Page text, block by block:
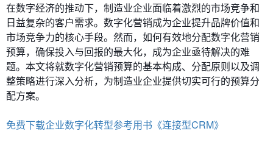
在数字经济的推动下，制造业企业面临着激烈的市场竞争和
日益复杂的客户需求。数字化营销成为企业提升品牌价值和
市场竞争力的核心手段。然而，如何有效地分配数字化营销
预算，确保投入与回报的最大化，成为企业亟待解决的难
题。本文将就数字化营销预算的基本构成、分配原则以及调
整策略进行深入分析，为制造业企业提供切实可行的预算分
配方案。
免费下载企业数字化转型参考用书《连接型CRM》